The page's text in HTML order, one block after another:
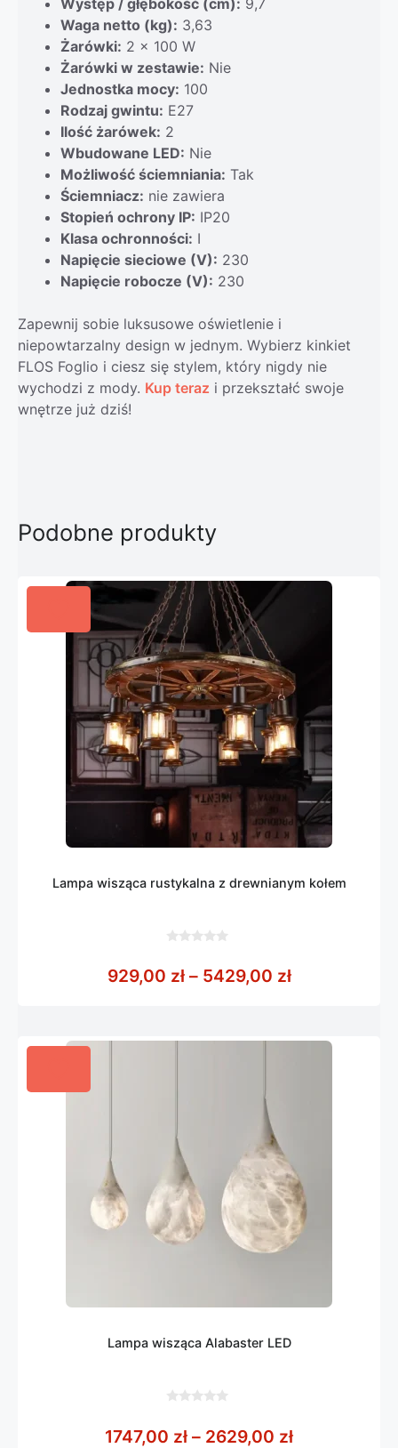
Waga netto (kg): 3,63
Żarówki: 2 x 100 W
Żarówki w zestawie: Nie
Jednostka mocy: 100
Rodzaj gwintu: E27
Ilość żarówek: 2
Wbudowane LED: Nie
Możliwość ściemniania: Tak
Ściemniacz: nie zawiera
Stopień ochrony IP: IP20
Klasa ochronności: I
Napięcie sieciowe (V): 230
Napięcie robocze (V): 230
Zapewnij sobie luksusowe oświetlenie i
niepowtarzalny design w jednym. Wybierz kinkiet
FLOS Foglio i ciesz się stylem, który nigdy nie
wychodzi z mody. Kup teraz i przekształć swoje
wnętrze już dziś!
Podobne produkty
Lampa wisząca rustykalna z drewnianym kołem
5
929,00 zł – 5429,00 złZakres cen:
Lampa wisząca Alabaster LED
5
1747,00 zł – 2629,00 złZakres cen: